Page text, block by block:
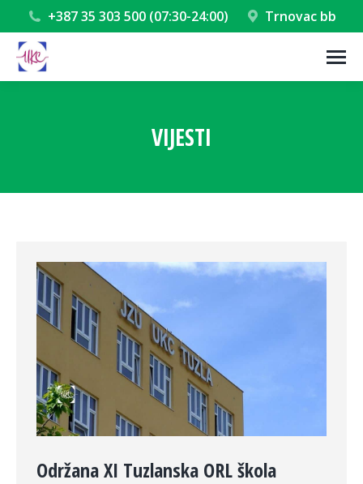
+387 35 303 500 (07:30-24:00) Trnovac bb
VIJESTI
Održana XI Tuzlanska ORL škola